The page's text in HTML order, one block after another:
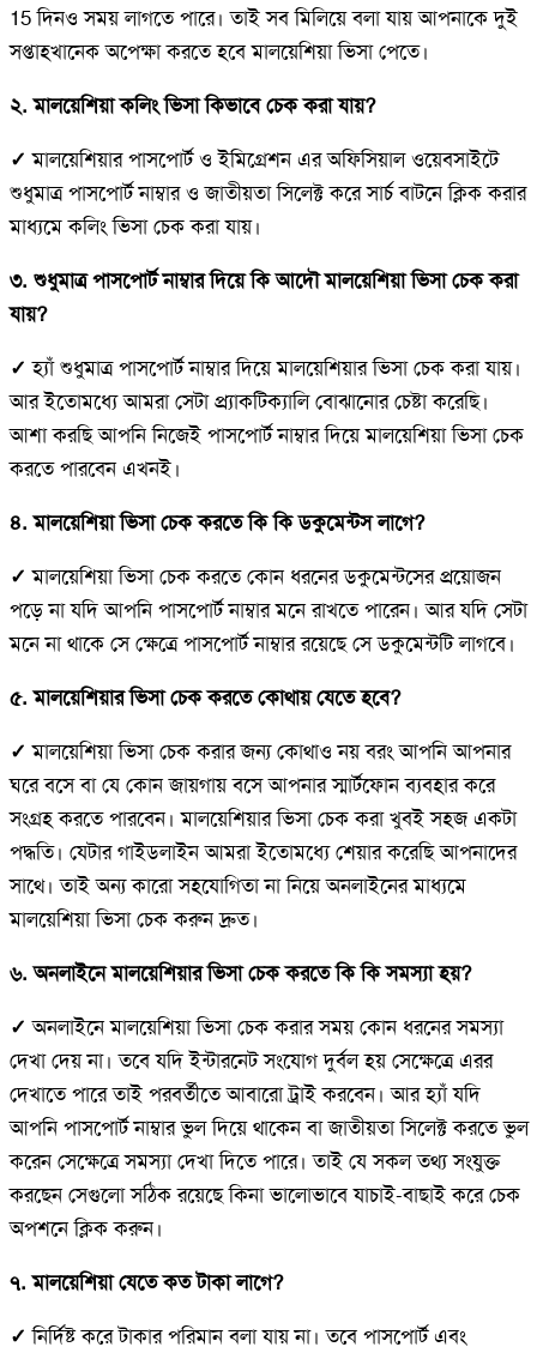
15 দিনও সময় লাগতে পারে। তাই সব মিলিয়ে বলা যায় আপনাকে দুই
সপ্তাহখানেক অপেক্ষা করতে হবে মালয়েশিয়া ভিসা পেতে।
২. মালয়েশিয়া কলিং ভিসা কিভাবে চেক করা যায়?
✓মালয়েশিয়ার পাসপোর্ট ও ইমিগ্রেশন এর অফিসিয়াল ওয়েবসাইটে
শুধুমাত্র পাসপোর্ট নাম্বার ও জাতীয়তা সিলেক্ট করে সার্চ বাটনে ক্লিক করার
মাধ্যমে কলিং ভিসা চেক করা যায়।
৩. শুধুমাত্র পাসপোর্ট নাম্বার দিয়ে কি আদৌ মালয়েশিয়া ভিসা চেক করা
যায়?
✓হ্যাঁ শুধুমাত্র পাসপোর্ট নাম্বার দিয়ে মালয়েশিয়ার ভিসা চেক করা যায়।
আর ইতোমধ্যে আমরা সেটা প্র্যাকটিক্যালি বোঝানোর চেষ্টা করেছি।
আশা করছি আপনি নিজেই পাসপোর্ট নাম্বার দিয়ে মালয়েশিয়া ভিসা চেক
করতে পারবেন এখনই।
৪. মালয়েশিয়া ভিসা চেক করতে কি কি ডকুমেন্টস লাগে?
✓মালয়েশিয়া ভিসা চেক করতে কোন ধরনের ডকুমেন্টসের প্রয়োজন
পড়ে না যদি আপনি পাসপোর্ট নাম্বার মনে রাখতে পারেন। আর যদি সেটা
মনে না থাকে সে ক্ষেত্রে পাসপোর্ট নাম্বার রয়েছে সে ডকুমেন্টটি লাগবে।
৫. মালয়েশিয়ার ভিসা চেক করতে কোথায় যেতে হবে?
✓মালয়েশিয়া ভিসা চেক করার জন্য কোথাও নয় বরং আপনি আপনার
ঘরে বসে বা যে কোন জায়গায় বসে আপনার স্মার্টফোন ব্যবহার করে
সংগ্রহ করতে পারবেন। মালয়েশিয়ার ভিসা চেক করা খুবই সহজ একটা
পদ্ধতি। যেটার গাইডলাইন আমরা ইতোমধ্যে শেয়ার করেছি আপনাদের
সাথে। তাই অন্য কারো সহযোগিতা না নিয়ে অনলাইনের মাধ্যমে
মালয়েশিয়া ভিসা চেক করুন দ্রুত।
৬. অনলাইনে মালয়েশিয়ার ভিসা চেক করতে কি কি সমস্যা হয়?
✓অনলাইনে মালয়েশিয়া ভিসা চেক করার সময় কোন ধরনের সমস্যা
দেখা দেয় না। তবে যদি ইন্টারনেট সংযোগ দুর্বল হয় সেক্ষেত্রে এরর
দেখাতে পারে তাই পরবর্তীতে আবারো ট্রাই করবেন। আর হ্যাঁ যদি
আপনি পাসপোর্ট নাম্বার ভুল দিয়ে থাকেন বা জাতীয়তা সিলেক্ট করতে ভুল
করেন সেক্ষেত্রে সমস্যা দেখা দিতে পারে। তাই যে সকল তথ্য সংযুক্ত
করছেন সেগুলো সঠিক রয়েছে কিনা ভালোভাবে যাচাই-বাছাই করে চেক
অপশনে ক্লিক করুন।
৭. মালয়েশিয়া যেতে কত টাকা লাগে?
✓নির্দিষ্ট করে টাকার পরিমান বলা যায় না। তবে পাসপোর্ট এবং